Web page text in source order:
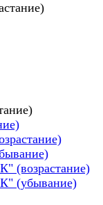
(возрастание)
К" (убывание)